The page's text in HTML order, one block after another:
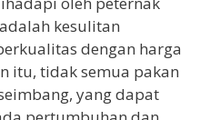
kesulitan
dengan harga
itu, tidak semua pakan
yang dapat